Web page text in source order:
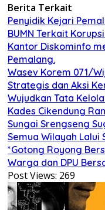
Berita Terkait
Penyidik Kejari
BUMN Terkait
Kantor Diskominfo
Pemalang.
Wasev Korem 071/
Strategis dan Aksi
Wujudkan Tata
Kades Cikendung
Sungai Srengseng
Semua Wilayah Lalui
*Gotong Royong
Warga dan DPU
Post Views: 269